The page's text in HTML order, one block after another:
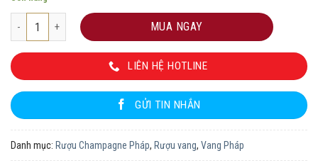
Rượu Champagne Canard Duchene Charles VII Blanc De Noirs số lượng
MUA NGAY
LIÊN HỆ HOTLINE
GỬI TIN NHẮN
Danh mục: Rượu Champagne Pháp, Rượu vang, Vang Pháp